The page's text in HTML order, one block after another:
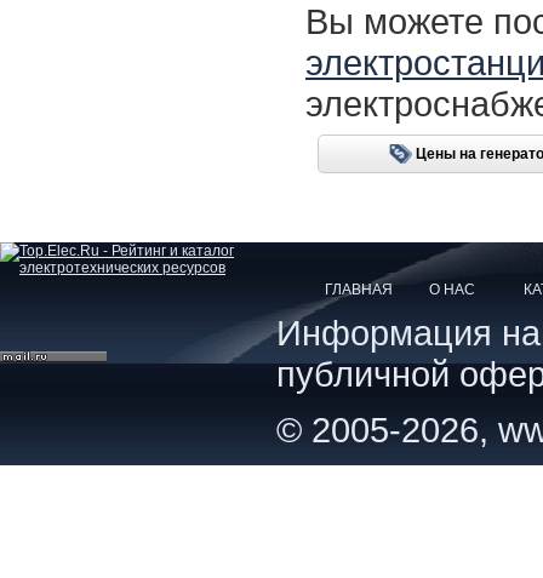
Вы можете
Цены на
ГЛАВНАЯ О НАС
Информация на
публичной
© 2005-2026,